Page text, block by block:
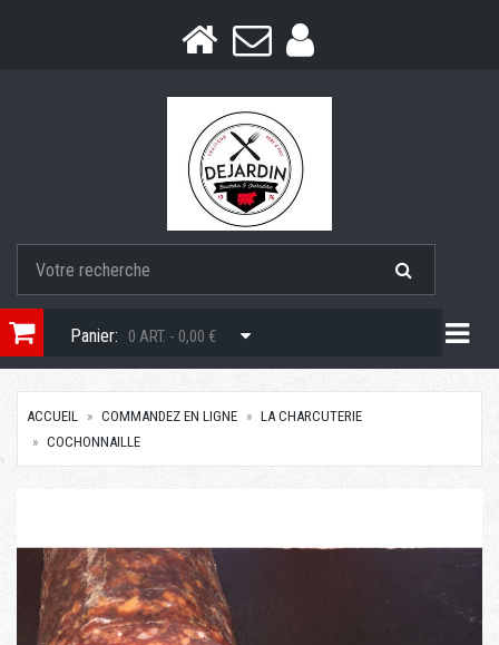
Panier: 0 ART. - 0,00 €
ACCUEIL COMMANDEZ EN LIGNE
LA CHARCUTERIE
COCHONNAILLE